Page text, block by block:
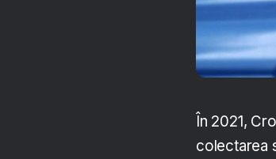
În 2021,
colectarea